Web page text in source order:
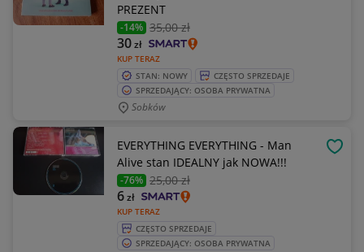
PREZENT
-14% 35,00 zł
KUP TERAZ
30zł
STAN: NOWY
CZĘSTO SPRZEDAJE
SPRZEDAJĄCY: OSOBA PRYWATNA
Sobków
EVERYTHING EVERYTHING - Man
Alive stan IDEALNY jak NOWA!!!
-76% 25,00 zł
KUP TERAZ
6zł
CZĘSTO SPRZEDAJE
SPRZEDAJĄCY: OSOBA PRYWATNA